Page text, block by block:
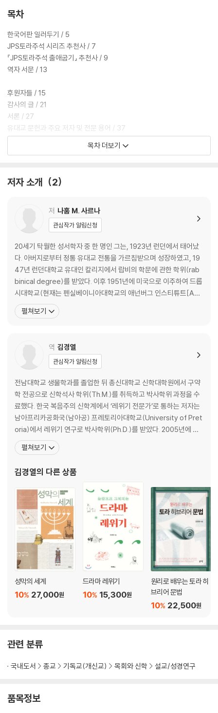
목차
한국어판 일러두기 / 5
JPS토라주석 시리즈 추천사 / 7
『JPS토라주석 출애굽기』 추천사 / 9
역자 서문 / 13
후원자들 / 15
감사의 글 / 21
서론 / 27
유대교 문헌과 주요 저자 및 전문 용어 / 37
약어표 / 45
부름받는 모세(3:1-4:17) / 89
하나님의 재확증(6:2-7:13) / 141
재앙들(7:14-11:10) / 163
마지막 재앙(12:1-51) / 211
기념 예식(13:1-16) / 245
출애굽(13:17-14:31) / 257
바다의 노래: ‘쉬라트 하-얌’(??????? ??????a)(15:1-19) / 279
광야에서의 위기(15:22-17:16) / 305
이드로의 방문과 사법적 조직 정비(18:1-27) / 345
시내산 언약(19:1-20:21[24]) / 359
언약서: 율법들(21:1-24:18) / 403
제사장 직분과 제사장 관복(28:1-43) / 575
제사장 위임식(29:1-46) / 605
언약의 위반(32:1-33:23) / 655
언약 갱신(34:1-35) / 691
성막 건설(35:1-40:38) / 711
부록 / 759
부록 1: 히브리인(1:15) / 761
부록 2: 버림받은 영웅 주제(2:3) / 765
부록 3: 조상의 하나님(3:6) / 769
부록 4: ‘엘 샤다이’(???? ???????)(a6:3) / 771
부록 5: ‘테필린’(13:9, 16) / 775
부록 6: 히브리 성경의 율법과 고대 근동의 법(21:1-22:16[17]) / 785
성구 색인 / 793
주간 토라 낭독
‘쉬모트’(“이름들”) / 58
‘봐-에라’(“내가 나타났느니라”) / 141
‘보’(“들어가라”) / 194
‘베-샬라흐’(“보냈을 때”) / 257
‘트차베’(“명하라”) / 570
‘봐-야크헬’(“그리고 그가 소집했다”) / 711
목차 더보기
저자 소개 2
저 나훔 M. 사르나
관심작가 알림신청
20세기 탁월한 성서학자 중 한 명인 그는, 1923년 런던에서 태어났
다. 아버지로부터 정통 유대교 전통을 가르침받으며 성장하였고, 19
47년 런던대학교 유대인 칼리지에서 랍비의 학문에 관한 학위(rab
binical degree)를 받았다. 이후 1951년에 미국으로 이주하여 드롭
시대학교(현재는 펜실베이니아대학교의 애넌버그 인스티튜트[Ann
enberg Institute]로 개칭)에서 “성경과 셈어”(Bible and Semiti
c Languages)에 관한 박사 학위를 취득했다. 그라츠대학교와 유대
펼쳐보기
역 김경열
관심작가 알림신청
전남대학교 생물학과를 졸업한 뒤 총신대학교 신학대학원에서 구약
학 전공으로 신학석사 학위(Th.M.)를 취득하고 박사학위 과정을 수
료했다. 한국 복음주의 신학계에서 ‘레위기 전문가’로 통하는 저자는
남아프리카공화국(남아공) 프레토리아대학교(University of Pret
oria)에서 레위기 연구로 박사학위(Ph.D.)를 받았다. 2005년에 남
아공으로 건너 가 10여 년간 총회세계선교회(GMS) 소속 선교사로
사역하였다. 그때 남아공 빈민촌 및 노숙자 사역에 협력하며 현지인
a Bible Based Ac
펼쳐보기
김경열의 다른 상품
성막의 세계
27,000원
10%
드라마 레위기
15,300원
10%
원리로 배우는 토라 히
브리어 문법
22,500원
10%
관련 분류
국내도서 종교 기독교(개신교) 목회와 신학 설교/성경연구
품목정보